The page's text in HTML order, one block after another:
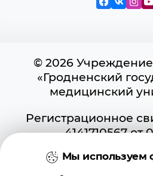
© 2026
«Гродненский
медицинский
Регистрационное
4141710567 от
Мы используем